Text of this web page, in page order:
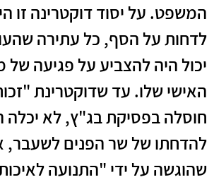
המשפט. על יסוד דוקטרינה זו
לדחות על הסף, כל עתירה
יכול היה להצביע על פגיעה
האישי שלו. עד שדוקטרינת
חוסלה בפסיקת בג"ץ, לא יכלה
להדחתו של שר הפנים לשעבר,
שהוגשה על ידי "התנועה